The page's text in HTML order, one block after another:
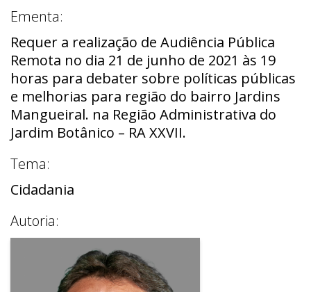
Ementa:
Requer a realização de Audiência Pública
Remota no dia 21 de junho de 2021 às 19
horas para debater sobre políticas públicas
e melhorias para região do bairro Jardins
Mangueiral. na Região Administrativa do
Jardim Botânico – RA XXVII.
Tema:
Cidadania
Autoria: